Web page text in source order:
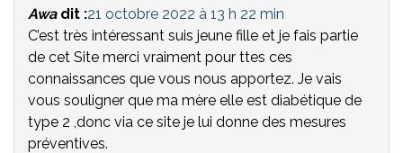
Awa dit :21 octobre 2022 à 13 h 22 min
C’est très intéressant suis jeune fille et je fais partie
de cet Site merci vraiment pour ttes ces
connaissances que vous nous apportez. Je vais
vous souligner que ma mère elle est diabétique de
type 2 ,donc via ce site je lui donne des mesures
préventives.